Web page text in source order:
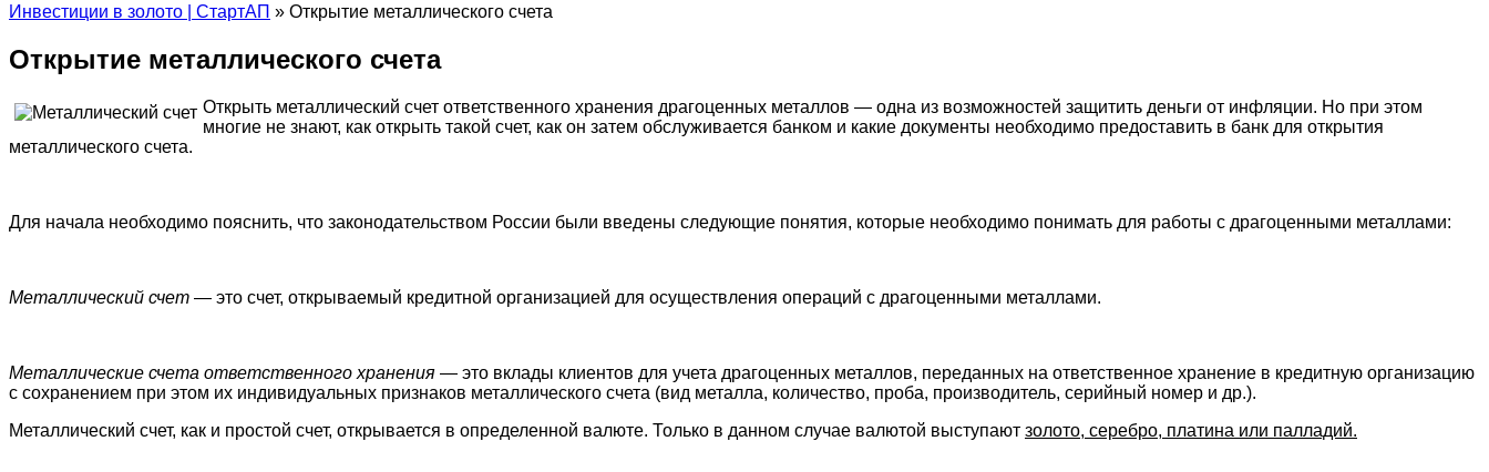
Инвестиции в золото | СтартАП » Открытие металлического счета
Открытие металлического счета
Открыть металлический счет ответственного хранения драгоценных металлов — одна из возможностей защитить деньги от инфляции. Но при этом
многие не знают, как открыть такой счет, как он затем обслуживается банком и какие документы необходимо предоставить в банк для открытия
металлического счета.
Для начала необходимо пояснить, что законодательством России были введены следующие понятия, которые необходимо понимать для работы с драгоценными металлами:
Металлический счет — это счет, открываемый кредитной организацией для осуществления операций с драгоценными металлами.
Металлические счета ответственного хранения — это вклады клиентов для учета драгоценных металлов, переданных на ответственное хранение в кредитную организацию
с сохранением при этом их индивидуальных признаков металлического счета (вид металла, количество, проба, производитель, серийный номер и др.).
Металлический счет, как и простой счет, открывается в определенной валюте. Только в данном случае валютой выступают золото, серебро, платина или палладий.